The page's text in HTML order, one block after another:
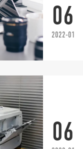
06
2022-01
06